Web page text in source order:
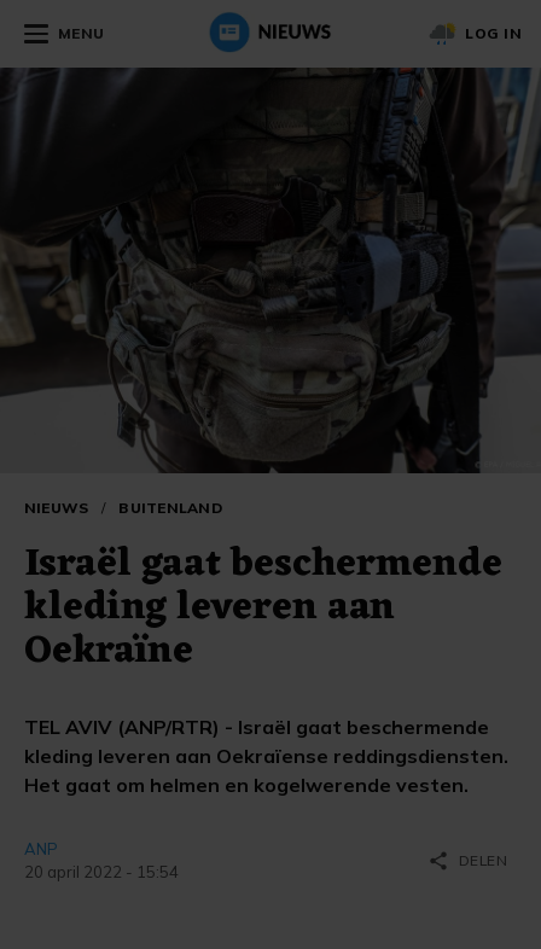
MENU LOG IN
NIEUWS / BUITENLAND
Israël gaat beschermende
kleding leveren aan
Oekraïne
TEL AVIV (ANP/RTR) - Israël gaat beschermende
kleding leveren aan Oekraïense reddingsdiensten.
Het gaat om helmen en kogelwerende vesten.
ANP
20 april 2022 - 15:54
share DELEN